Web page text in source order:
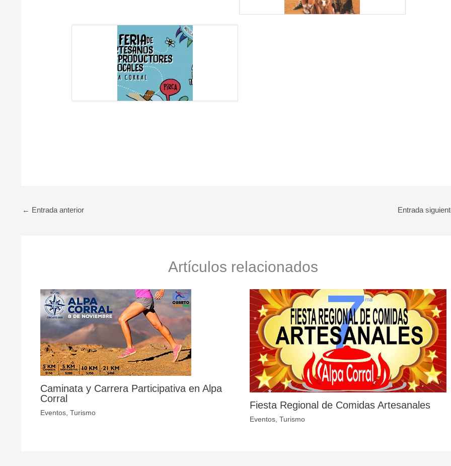
← Entrada anterior Entrada
Artículos relacionados
Caminata y Carrera Participativa en Alpa
Corral
Eventos, Turismo
Fiesta Regional de Comidas Artesanales
Eventos, Turismo